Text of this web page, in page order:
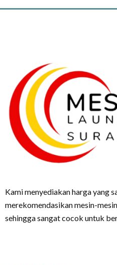
Kami menyediakan harga yang
merekomendasikan mesin-
sehingga sangat cocok untuk